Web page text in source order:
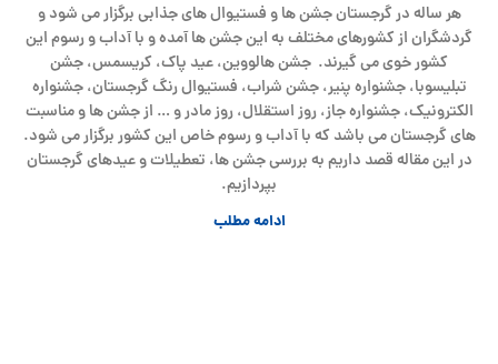
هر ساله در گرجستان جشن ها و فستیوال های جذابی برگزار می شود و
گردشگران از کشورهای مختلف به این جشن ها آمده و با آداب و رسوم این
کشور خوی می گیرند. جشن هالووین، عید پاک، کریسمس، جشن
تبلیسوبا، جشنواره پنیر، جشن شراب، فستیوال رنگ گرجستان، جشنواره
الکترونیک، جشنواره جاز، روز استقلال، روز مادر و … از جشن ها و مناسبت
های گرجستان می باشد که با آداب و رسوم خاص این کشور برگزار می شود.
در این مقاله قصد داریم به بررسی جشن ها، تعطیلات و عیدهای گرجستان
بپردازیم.
ادامه مطلب